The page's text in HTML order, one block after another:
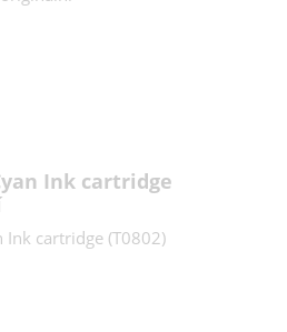
Ink cartridge
Ink cartridge (T0802)